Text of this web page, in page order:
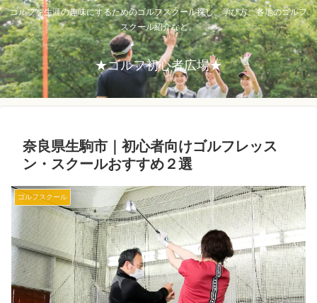
ゴルフを生涯の趣味にするためのゴルフスクール探し。学び方、各地のゴルフ
スクール紹介など。
★ゴルフ初心者広場★
奈良県生駒市｜初心者向けゴルフレッス
ン・スクールおすすめ２選
ゴルフスクール